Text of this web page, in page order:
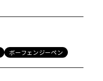
ボーフェンジーペン